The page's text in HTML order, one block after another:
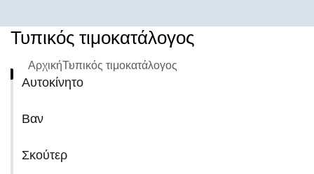
Τυπικός τιμοκατάλογος
ΑρχικήΤυπικός τιμοκατάλογος
Αυτοκίνητο
Βαν
Σκούτερ